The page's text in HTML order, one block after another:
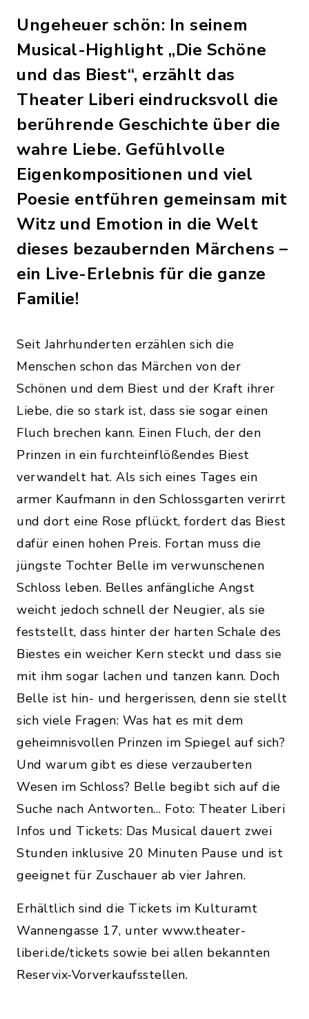
Ungeheuer schön: In seinem
Musical-Highlight „Die Schöne
und das Biest“, erzählt das
Theater Liberi eindrucksvoll die
berührende Geschichte über die
wahre Liebe. Gefühlvolle
Eigenkompositionen und viel
Poesie entführen gemeinsam mit
Witz und Emotion in die Welt
dieses bezaubernden Märchens –
ein Live-Erlebnis für die ganze
Familie!
Seit Jahrhunderten erzählen sich die
Menschen schon das Märchen von der
Schönen und dem Biest und der Kraft ihrer
Liebe, die so stark ist, dass sie sogar einen
Fluch brechen kann. Einen Fluch, der den
Prinzen in ein furchteinflößendes Biest
verwandelt hat. Als sich eines Tages ein
armer Kaufmann in den Schlossgarten verirrt
und dort eine Rose pflückt, fordert das Biest
dafür einen hohen Preis. Fortan muss die
jüngste Tochter Belle im verwunschenen
Schloss leben. Belles anfängliche Angst
weicht jedoch schnell der Neugier, als sie
feststellt, dass hinter der harten Schale des
Biestes ein weicher Kern steckt und dass sie
mit ihm sogar lachen und tanzen kann. Doch
Belle ist hin- und hergerissen, denn sie stellt
sich viele Fragen: Was hat es mit dem
geheimnisvollen Prinzen im Spiegel auf sich?
Und warum gibt es diese verzauberten
Wesen im Schloss? Belle begibt sich auf die
Suche nach Antworten… Foto: Theater Liberi
Infos und Tickets: Das Musical dauert zwei
Stunden inklusive 20 Minuten Pause und ist
geeignet für Zuschauer ab vier Jahren.
Erhältlich sind die Tickets im Kulturamt
Wannengasse 17, unter www.theater-
liberi.de/tickets sowie bei allen bekannten
Reservix-Vorverkaufsstellen.